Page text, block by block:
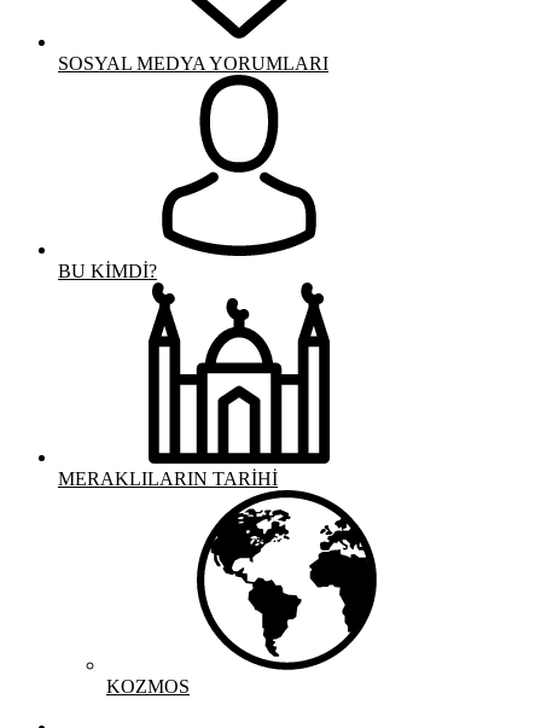
SOSYAL MEDYA YORUMLARI
BU KİMDİ?
MERAKLILARIN TARİHİ
KOZMOS